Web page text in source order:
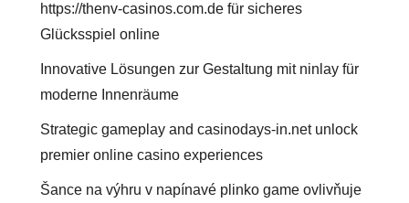
https://thenv-casinos.com.de für sicheres
Glücksspiel online
Innovative Lösungen zur Gestaltung mit ninlay für
moderne Innenräume
Strategic gameplay and casinodays-in.net unlock
premier online casino experiences
Šance na výhru v napínavé plinko game ovlivňuje